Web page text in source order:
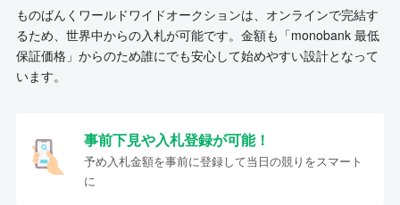
ものばんくワールドワイドオークションは、オンラインで完結す
るため、世界中からの入札が可能です。金額も「monobank 最低
保証価格」からのため誰にでも安心して始めやすい設計となって
います。
事前下見や入札登録が可能！
予め入札金額を事前に登録して当日の競りをスマート
に